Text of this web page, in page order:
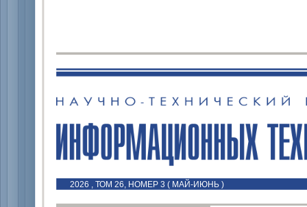
2026 , ТОМ 26, НОМЕР 3 ( МАЙ-ИЮНЬ )